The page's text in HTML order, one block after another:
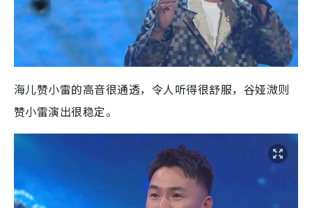
海儿赞小雷的高音很通透，令人听得很舒服，谷娅溦则
赞小雷演出很稳定。